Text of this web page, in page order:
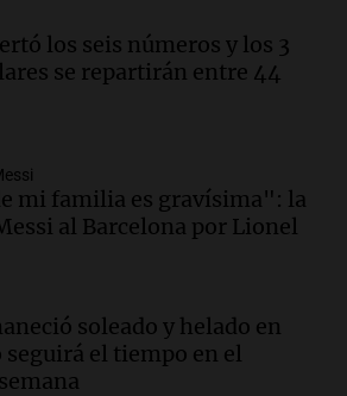
cordobés para los
la astronomía
club de Irlanda
por hinchas argentinos
al país tras conflicto
los seis números y los 3
se repartirán entre 44
mi familia es gravísima": la
al Barcelona por Lionel
soleado y helado en
seguirá el tiempo en el